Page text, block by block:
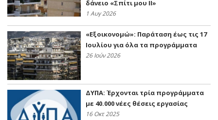
δάνειο «Σπίτι μου ΙΙ»
1 Αυγ 2026
«Εξοικονομώ»: Παράταση έως τις 17
Ιουλίου για όλα τα προγράμματα
26 Ιούν 2026
ΔΥΠΑ: Έρχονται τρία προγράμματα
με 40.000 νέες θέσεις εργασίας
16 Οκτ 2025